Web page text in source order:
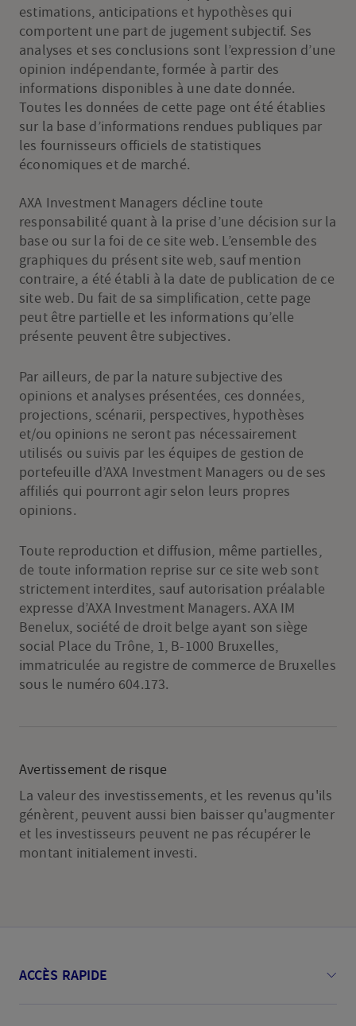
estimations, anticipations et hypothèses qui
comportent une part de jugement subjectif. Ses
analyses et ses conclusions sont l’expression d’une
opinion indépendante, formée à partir des
informations disponibles à une date donnée.
Toutes les données de cette page ont été établies
sur la base d’informations rendues publiques par
les fournisseurs officiels de statistiques
économiques et de marché.
AXA Investment Managers décline toute
responsabilité quant à la prise d’une décision sur la
base ou sur la foi de ce site web. L’ensemble des
graphiques du présent site web, sauf mention
contraire, a été établi à la date de publication de ce
site web. Du fait de sa simplification, cette page
peut être partielle et les informations qu’elle
présente peuvent être subjectives.
Par ailleurs, de par la nature subjective des
opinions et analyses présentées, ces données,
projections, scénarii, perspectives, hypothèses
et/ou opinions ne seront pas nécessairement
utilisés ou suivis par les équipes de gestion de
portefeuille d’AXA Investment Managers ou de ses
affiliés qui pourront agir selon leurs propres
opinions.
Toute reproduction et diffusion, même partielles,
de toute information reprise sur ce site web sont
strictement interdites, sauf autorisation préalable
expresse d’AXA Investment Managers. AXA IM
Benelux, société de droit belge ayant son siège
social Place du Trône, 1, B-1000 Bruxelles,
immatriculée au registre de commerce de Bruxelles
sous le numéro 604.173.
Avertissement de risque
La valeur des investissements, et les revenus qu'ils
génèrent, peuvent aussi bien baisser qu'augmenter
et les investisseurs peuvent ne pas récupérer le
montant initialement investi.
ACCÈS RAPIDE